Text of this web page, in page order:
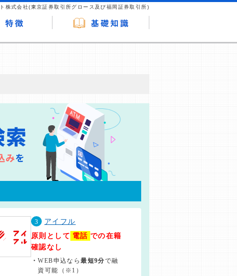
株式会社(東京証券取引所グロース及び福岡証券取引所)
はなく、当編集部の調査／ユーザーへの口コ
3
アイフル
原則として 電話 での在籍
確認なし
・WEB申込なら最短9分で融
資可能（※1）